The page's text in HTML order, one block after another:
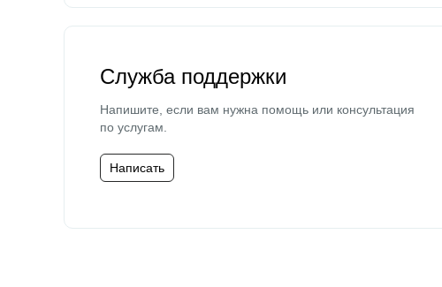
Служба поддержки
Напишите, если вам нужна помощь или консультация
по услугам.
Написать